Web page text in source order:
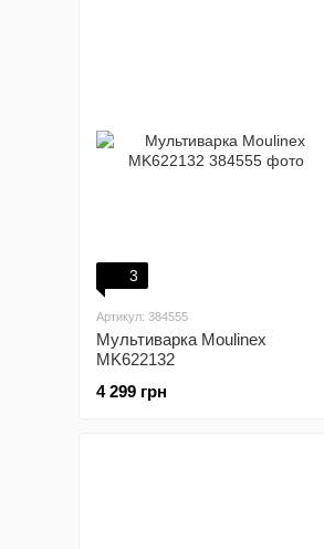
3
Артикул: 384555
Мультиварка Moulinex
MK622132
4 299 грн